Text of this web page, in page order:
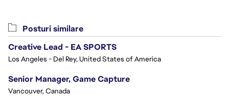
Posturi similare
Creative Lead - EA SPORTS
Los Angeles - Del Rey, United States of America
Senior Manager, Game Capture
Vancouver, Canada